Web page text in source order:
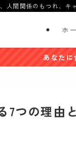
人間関係のもつれ、
ホ
あなたに
7つの理